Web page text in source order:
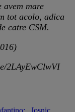
mare
tot acolo, adica
catre CSM.
2LAyEwClwVI
„Josnic,